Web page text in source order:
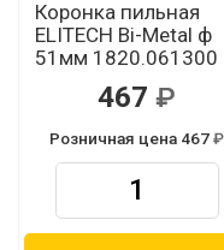
Коронка пильная
ELITECH Bi-Metal ф
51мм 1820.061300
467
Розничная цена 467